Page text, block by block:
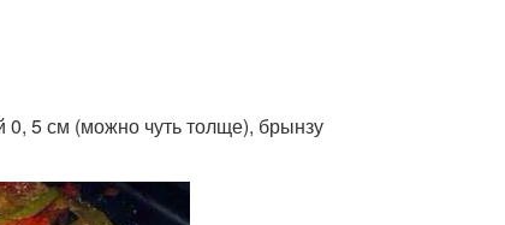
5 см (можно чуть толще), брынзу